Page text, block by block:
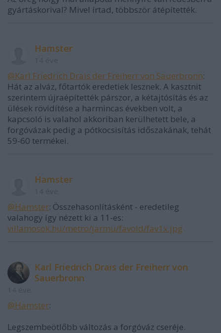
gyártáskorival? Mivel írtad, többször átépítették.
Hamster
@Karl Friedrich Drais der Freiherr von Sauerbronn:
Hát az alváz, főtartók eredetiek lesznek. A kasztnit
szerintem újraépítették párszor, a kétajtósítás és az
ülések rövidítése a harmincas években volt, a
kapcsoló is valahol akkoriban kerülhetett bele, a
forgóvázak pedig a pótkocsisítás időszakának, tehát
59-60 termékei.
Hamster
@Hamster: Összehasonlításként - eredetileg
valahogy így nézett ki a 11-es:
villamosok.hu/metro/jarmu/favold/fav1x.jpg
Karl Friedrich Drais der Freiherr von
Sauerbronn
@Hamster:
Legszembeötlőbb változás a forgóváz cseréje.